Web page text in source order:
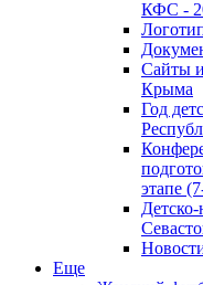
КФС -
Сайты
Крыма
Год
этапе
Еще